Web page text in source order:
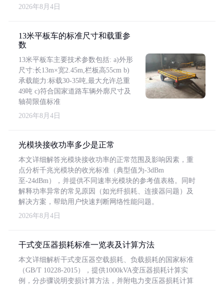
2026年8月4日
13米平板车的标准尺寸和载重参
数
13米平板车主要技术参数包括: a)外形
尺寸:长13m×宽2.45m,栏板高55cm b)
承载能力:标载30-35吨,最大允许总重
49吨 c)符合国家道路车辆外廓尺寸及
轴荷限值标准
2026年8月4日
光模块接收功率多少是正常
本文详细解答光模块接收功率的正常范围及影响因素，重
点分析千兆光模块的收光标准（典型值为-3dBm
至-24dBm），并提供不同速率光模块的参考值表格。同时
解释功率异常的常见原因（如光纤损耗、连接器问题）及
解决方案，帮助用户快速判断网络性能问题。
2026年8月4日
干式变压器损耗标准一览表及计算方法
本文详细解析干式变压器空载损耗、负载损耗的国家标准
（GB/T 10228-2015），提供1000kVA变压器损耗计算实
例，分步骤说明变损计算方法，并附电力变压器损耗计算